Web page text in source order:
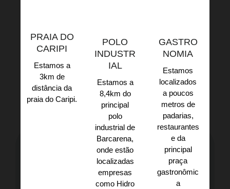
PRAIA DO
CARIPI
Estamos a
3km de
distância da
praia do Caripi.​
POLO
INDUSTR
IAL
Estamos a
8,4km do
principal
polo
industrial de
Barcarena,
onde estão
localizadas
empresas
como Hidro
GASTRO
NOMIA
Estamos
localizados
a poucos
metros de
padarias,
restaurantes
e da
principal
praça
gastronômic
a